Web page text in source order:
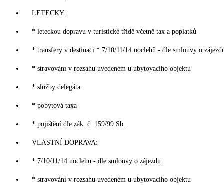
LETECKY:
* leteckou dopravu v turistické třídě včetně tax a poplatků
* transfery v destinaci * 7/10/11/14 noclehů - dle smlouvy o
* stravování v rozsahu uvedeném u ubytovacího objektu
* služby delegáta
* pobytová taxa
* pojištění dle zák. č. 159/99 Sb.
VLASTNÍ DOPRAVA:
* 7/10/11/14 noclehů - dle smlouvy o zájezdu
* stravování v rozsahu uvedeném u ubytovacího objektu